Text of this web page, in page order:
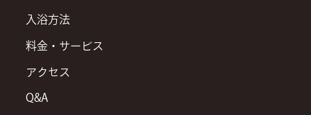
入浴方法
料金・サービス
アクセス
Q&A